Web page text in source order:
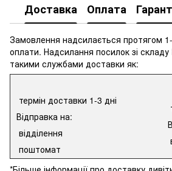
Доставка Оплата
Замовлення надсилається протягом 1-
оплати. Надсилання посилок зі складу
такими службами доставки як:
термін доставки 1-3 дні
Відправка на:
відділення
поштомат